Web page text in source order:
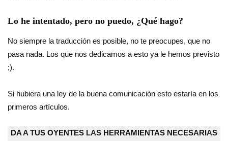
Lo he intentado, pero no puedo, ¿Qué hago?
No siempre la traducción es posible, no te preocupes, que no
pasa nada. Los que nos dedicamos a esto ya le hemos previsto
;).
Si hubiera una ley de la buena comunicación esto estaría en los
primeros artículos.
DA A TUS OYENTES LAS HERRAMIENTAS NECESARIAS